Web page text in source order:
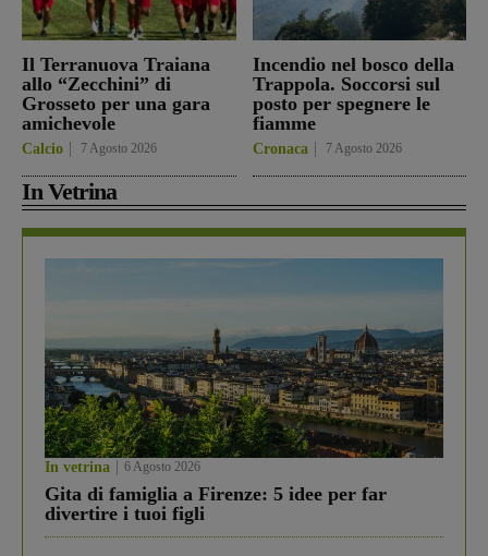
Il Terranuova Traiana
allo “Zecchini” di
Grosseto per una gara
amichevole
Calcio 7 Agosto 2026
Incendio nel bosco della
Trappola. Soccorsi sul
posto per spegnere le
fiamme
Cronaca 7 Agosto 2026
In Vetrina
In vetrina 6 Agosto 2026
Gita di famiglia a Firenze: 5 idee per far
divertire i tuoi figli